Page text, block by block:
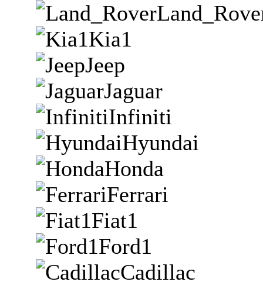
Kia1
Jeep
Jaguar
Infiniti
Hyundai
Honda
Ferrari
Fiat1
Ford1
Cadillac